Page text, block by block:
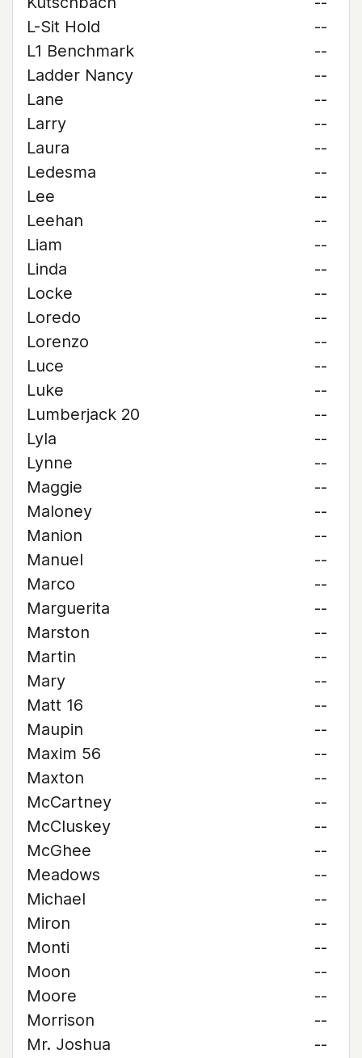
L-Sit Hold
--
L1 Benchmark
--
Ladder Nancy
--
Lane
--
Larry
--
Laura
--
Ledesma
--
Lee
--
Leehan
--
Liam
--
Linda
--
Locke
--
Loredo
--
Lorenzo
--
Luce
--
Luke
--
Lumberjack 20
--
Lyla
--
Lynne
--
Maggie
--
Maloney
--
Manion
--
Manuel
--
Marco
--
Marguerita
--
Marston
--
Martin
--
Mary
--
Matt 16
--
Maupin
--
Maxim 56
--
Maxton
--
McCartney
--
McCluskey
--
McGhee
--
Meadows
--
Michael
--
Miron
--
Monti
--
Moon
--
Moore
--
Morrison
--
Mr. Joshua
--